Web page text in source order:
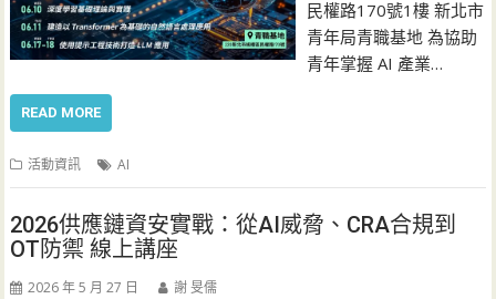
民權路170號1樓 新北市
青年局青職基地 為協助
青年掌握 AI 產業…
READ MORE
活動資訊 AI
2026供應鏈資安實戰：從AI威脅、CRA合規到
OT防禦 線上講座
2026 年 5 月 27 日 謝 旻儒